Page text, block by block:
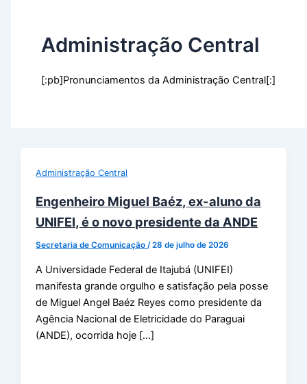
Administração Central
[:pb]Pronunciamentos da Administração Central[:]
Administração Central
Engenheiro Miguel Baéz, ex-aluno da
UNIFEI, é o novo presidente da ANDE
Secretaria de Comunicação/28 de julho de 2026
A Universidade Federal de Itajubá (UNIFEI)
manifesta grande orgulho e satisfação pela posse
de Miguel Angel Baéz Reyes como presidente da
Agência Nacional de Eletricidade do Paraguai
(ANDE), ocorrida hoje […]